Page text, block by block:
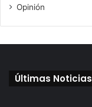
Opinión
Últimas Noticias